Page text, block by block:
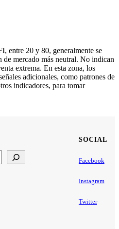
entre 20 y 80, generalmente se
mercado más neutral. No indican
extrema. En esta zona, los
adicionales, como patrones de
indicadores, para tomar
SOCIAL
Facebook
Instagram
Twitter